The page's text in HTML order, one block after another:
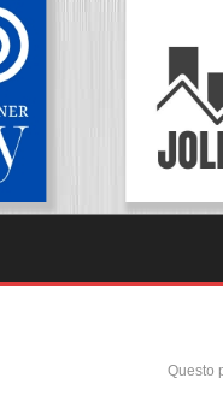
Questo